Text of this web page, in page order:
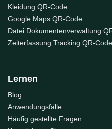
Kleidung QR-Code
Google Maps QR-Code
Datei Dokumentenverwaltung
Zeiterfassung Tracking QR-Code
Lernen
Blog
Anwendungsfälle
Häufig gestellte Fragen